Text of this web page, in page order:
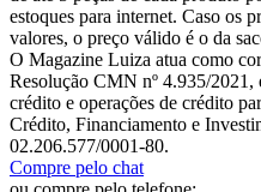
estoques para internet. Caso os
valores, o preço válido é o da
O Magazine Luiza atua como
Resolução CMN nº 4.935/2021,
crédito e operações de crédito
Crédito, Financiamento e
02.206.577/0001-80.
Compre pelo chat